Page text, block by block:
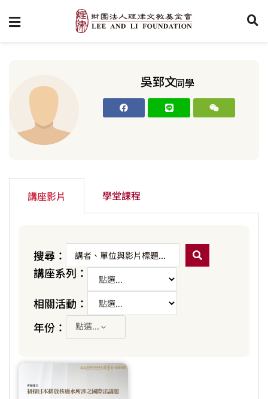
吳郅文同學
講座影片 學堂課程
搜尋：
講座系列：
相關活動：
年份：
點選...